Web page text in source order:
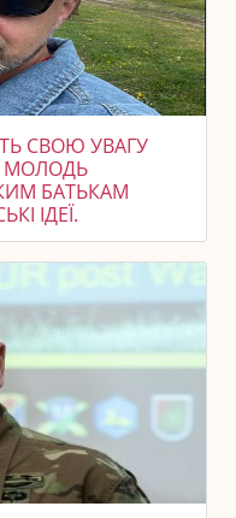
СВОЮ УВАГУ
МОЛОДЬ
БАТЬКАМ
ІДЕЇ.